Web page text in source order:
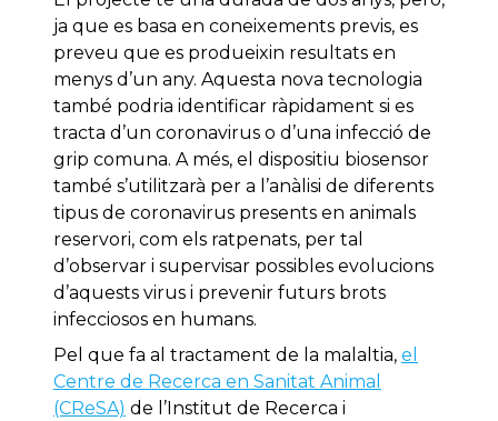
ja que es basa en coneixements previs, es
preveu que es produeixin resultats en
menys d’un any. Aquesta nova tecnologia
també podria identificar ràpidament si es
tracta d’un coronavirus o d’una infecció de
grip comuna. A més, el dispositiu biosensor
també s’utilitzarà per a l’anàlisi de diferents
tipus de coronavirus presents en animals
reservori, com els ratpenats, per tal
d’observar i supervisar possibles evolucions
d’aquests virus i prevenir futurs brots
infecciosos en humans.
Pel que fa al tractament de la malaltia, el
Centre de Recerca en Sanitat Animal
(CReSA) de l’Institut de Recerca i